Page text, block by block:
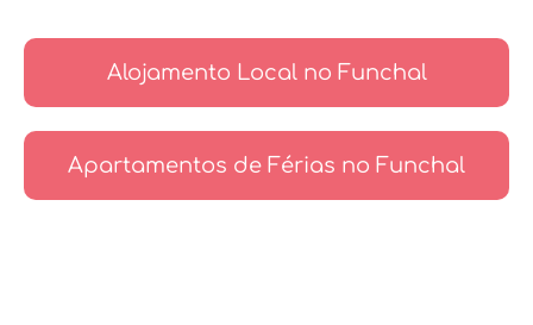
Alojamento Local no Funchal
Apartamentos de Férias no Funchal